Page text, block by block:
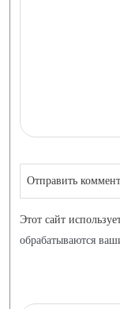
Этот сайт
обрабатываются